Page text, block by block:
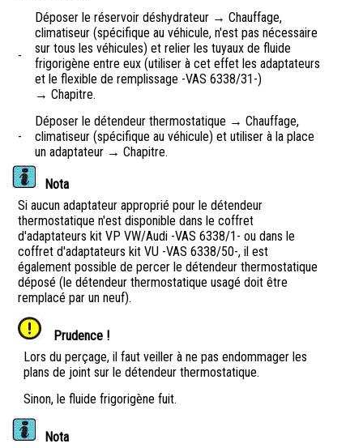
-
Déposer le réservoir déshydrateur → Chauffage,
climatiseur (spécifique au véhicule, n'est pas nécessaire
sur tous les véhicules) et relier les tuyaux de fluide
frigorigène entre eux (utiliser à cet effet les adaptateurs
et le flexible de remplissage -VAS 6338/31-)
→ Chapitre.
-
Déposer le détendeur thermostatique → Chauffage,
climatiseur (spécifique au véhicule) et utiliser à la place
un adaptateur → Chapitre.
Nota
Si aucun adaptateur approprié pour le détendeur
thermostatique n'est disponible dans le coffret
d'adaptateurs kit VP VW/Audi -VAS 6338/1- ou dans le
coffret d'adaptateurs kit VU -VAS 6338/50-, il est
également possible de percer le détendeur thermostatique
déposé (le détendeur thermostatique usagé doit être
remplacé par un neuf).
Prudence !
Lors du perçage, il faut veiller à ne pas endommager les
plans de joint sur le détendeur thermostatique.
Sinon, le fluide frigorigène fuit.
Nota